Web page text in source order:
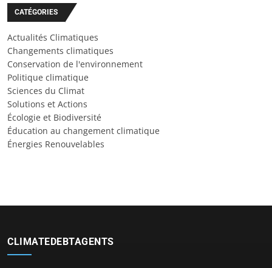
CATÉGORIES
Actualités Climatiques
Changements climatiques
Conservation de l'environnement
Politique climatique
Sciences du Climat
Solutions et Actions
Écologie et Biodiversité
Éducation au changement climatique
Énergies Renouvelables
CLIMATEDEBTAGENTS